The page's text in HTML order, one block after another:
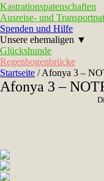
Kastrationspatenschaften
Ausreise- und
Spenden und Hilfe
Unsere ehemaligen ▼
Glückshunde
Regenbogenbrücke
Startseite /Afonya 3 –
Afonya 3 –